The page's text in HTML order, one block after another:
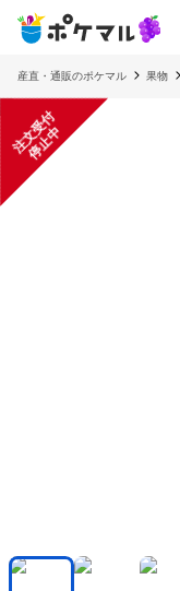
産直・通販のポケマル 果物
注
文
受
付
停
止
中